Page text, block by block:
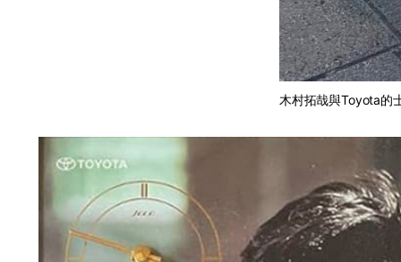
木村拓哉與Toyota的